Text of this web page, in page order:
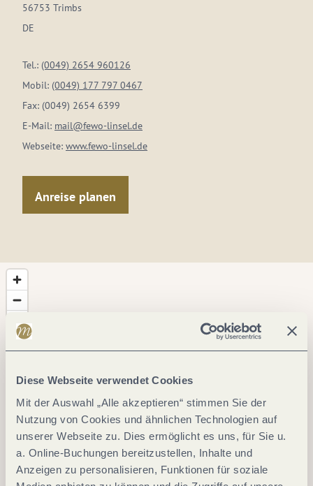
Diese Webseite verwendet Cookies
Mit der Auswahl „Alle akzeptieren“ stimmen Sie der
Nutzung von Cookies und ähnlichen Technologien auf
unserer Webseite zu. Dies ermöglicht es uns, für Sie u.
a. Online-Buchungen bereitzustellen, Inhalte und
Anzeigen zu personalisieren, Funktionen für soziale
56753 Trimbs
DE
Tel.: (0049) 2654 960126
Mobil: (0049) 177 797 0467
Fax: (0049) 2654 6399
E-Mail: mail@fewo-linsel.de
Webseite: www.fewo-linsel.de
Anreise planen